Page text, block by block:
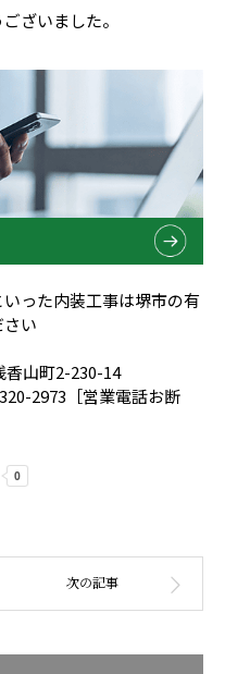
ざいました。
った内装工事は堺市の有
い
山町2-230-14
2973［営業電話お断